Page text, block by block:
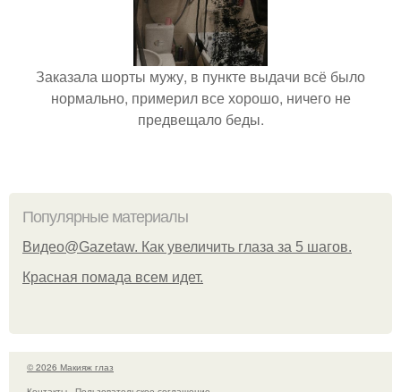
Заказала шорты мужу, в пункте выдачи всё было
нормально, примерил все хорошо, ничего не
предвещало беды.
Популярные материалы
Видео@Gazetaw. Как увеличить глаза за 5 шагов.
Красная помада всем идет.
© 2026 Макияж глаз